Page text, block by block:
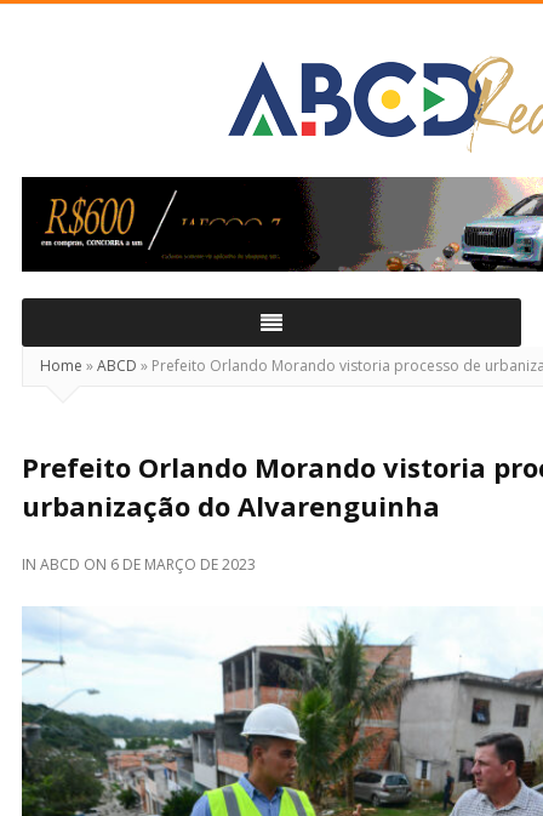
Real
Home »ABCD » Prefeito Orlando Morando vistoria processo de
Prefeito Orlando Morando vistoria
urbanização do Alvarenguinha
IN ABCD ON 6 DE MARÇO DE 2023